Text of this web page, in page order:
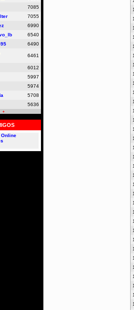
7085
7055
6990
6540
6490
6461
6012
5997
5974
5708
5636
+
Online